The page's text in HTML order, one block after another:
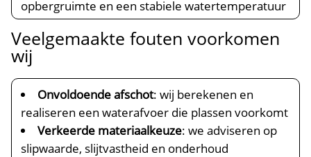
opbergruimte en een stabiele watertemperatuur
Veelgemaakte fouten voorkomen
wij
Onvoldoende afschot: wij berekenen en
realiseren een waterafvoer die plassen voorkomt
Verkeerde materiaalkeuze: we adviseren op
slipwaarde, slijtvastheid en onderhoud